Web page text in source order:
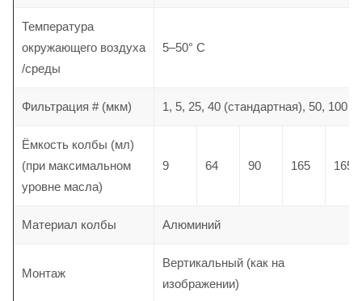
Температура
окружающего воздуха
/среды
5–50° C
Фильтрация # (мкм) 1, 5, 25, 40 (стандартная), 50, 100
Ёмкость колбы (мл)
(при максимальном
уровне масла)
9 64 90 165 165
Материал колбы Алюминий
Монтаж
Вертикальный (как на
изображении)